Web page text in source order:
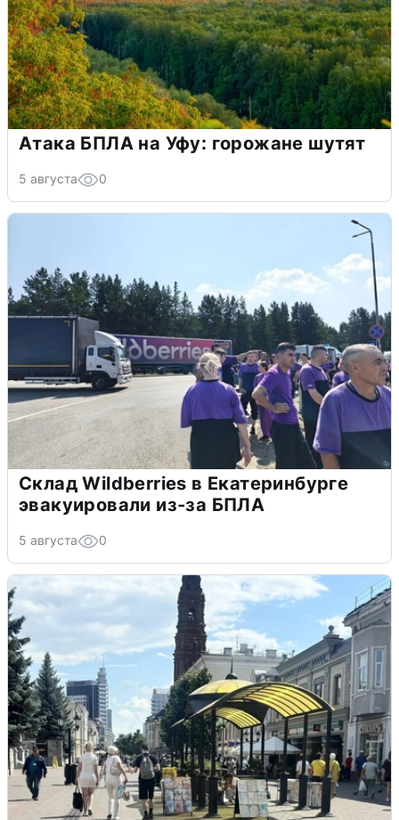
Атака БПЛА на Уфу: горожане шутят
5 августа 0
Склад Wildberries в Екатеринбурге
эвакуировали из-за БПЛА
5 августа 0